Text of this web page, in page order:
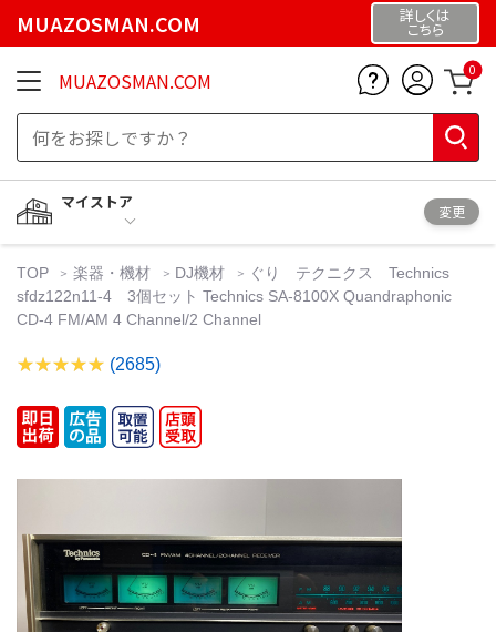
MUAZOSMAN.COM 詳しくは
こちら
MUAZOSMAN.COM 0
マイストア
変更
TOP 楽器・機材 DJ機材
ぐり テクニクス Technics
sfdz122n11-4 3個セット Technics SA-8100X Quandraphonic
CD-4 FM/AM 4 Channel/2 Channel
(2685)